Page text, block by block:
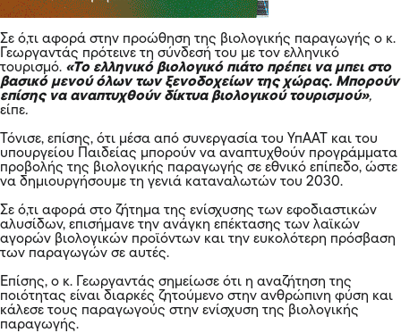
Σε ό,τι αφορά στην προώθηση της βιολογικής παραγωγής ο κ.
Γεωργαντάς πρότεινε τη σύνδεσή του με τον ελληνικό
τουρισμό. «Το ελληνικό βιολογικό πιάτο πρέπει να μπει στο
βασικό μενού όλων των ξενοδοχείων της χώρας. Μπορούν
επίσης να αναπτυχθούν δίκτυα βιολογικού τουρισμού»,
είπε.
Τόνισε, επίσης, ότι μέσα από συνεργασία του ΥπΑΑΤ και του
υπουργείου Παιδείας μπορούν να αναπτυχθούν προγράμματα
προβολής της βιολογικής παραγωγής σε εθνικό επίπεδο, ώστε
να δημιουργήσουμε τη γενιά καταναλωτών του 2030.
Σε ό,τι αφορά στο ζήτημα της ενίσχυσης των εφοδιαστικών
αλυσίδων, επισήμανε την ανάγκη επέκτασης των λαϊκών
αγορών βιολογικών προϊόντων και την ευκολότερη πρόσβαση
των παραγωγών σε αυτές.
Επίσης, ο κ. Γεωργαντάς σημείωσε ότι η αναζήτηση της
ποιότητας είναι διαρκές ζητούμενο στην ανθρώπινη φύση και
κάλεσε τους παραγωγούς στην ενίσχυση της βιολογικής
παραγωγής.